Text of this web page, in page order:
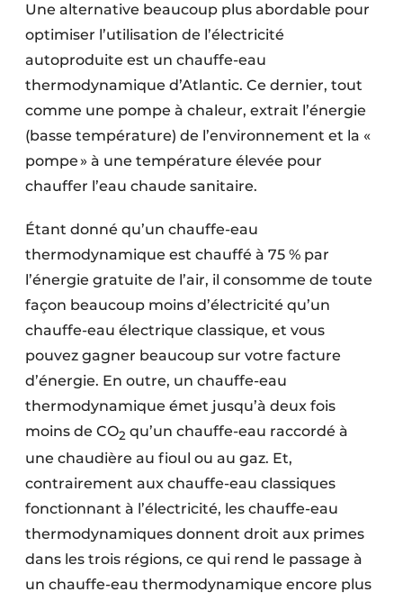
Une alternative beaucoup plus abordable pour
optimiser l’utilisation de l’électricité
autoproduite est un chauffe-eau
thermodynamique d’Atlantic. Ce dernier, tout
comme une pompe à chaleur, extrait l’énergie
(basse température) de l’environnement et la «
pompe » à une température élevée pour
chauffer l’eau chaude sanitaire.
Étant donné qu’un chauffe-eau
thermodynamique est chauffé à 75 % par
l’énergie gratuite de l’air, il consomme de toute
façon beaucoup moins d’électricité qu’un
chauffe-eau électrique classique, et vous
pouvez gagner beaucoup sur votre facture
d’énergie. En outre, un chauffe-eau
thermodynamique émet jusqu’à deux fois
moins de CO2 qu’un chauffe-eau raccordé à
une chaudière au fioul ou au gaz. Et,
contrairement aux chauffe-eau classiques
fonctionnant à l’électricité, les chauffe-eau
thermodynamiques donnent droit aux primes
dans les trois régions, ce qui rend le passage à
un chauffe-eau thermodynamique encore plus